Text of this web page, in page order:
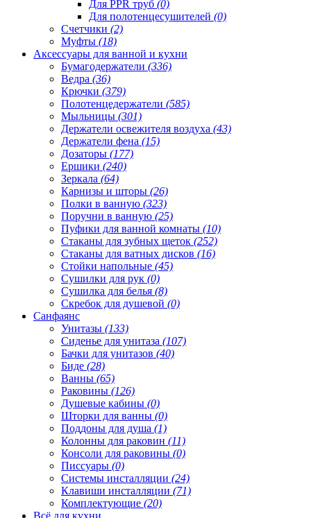
Для PPR труб (0)
Для полотенцесушителей (0)
Счетчики (2)
Муфты (18)
Аксессуары для ванной и кухни
Бумагодержатели (336)
Ведра (36)
Крючки (379)
Полотенцедержатели (585)
Мыльницы (301)
Держатели освежителя воздуха (43)
Держатели фена (15)
Дозаторы (177)
Ершики (240)
Зеркала (64)
Карнизы и шторы (26)
Полки в ванную (323)
Поручни в ванную (25)
Пуфики для ванной комнаты (10)
Стаканы для зубных щеток (252)
Стаканы для ватных дисков (16)
Стойки напольные (45)
Сушилки для рук (0)
Сушилка для белья (8)
Скребок для душевой (0)
Санфаянс
Унитазы (133)
Сиденье для унитаза (107)
Бачки для унитазов (40)
Биде (28)
Ванны (65)
Раковины (126)
Душевые кабины (0)
Шторки для ванны (0)
Поддоны для душа (1)
Колонны для раковин (11)
Консоли для раковины (0)
Писсуары (0)
Системы инсталляции (24)
Клавиши инсталляции (71)
Комплектующие (20)
Всё для кухни